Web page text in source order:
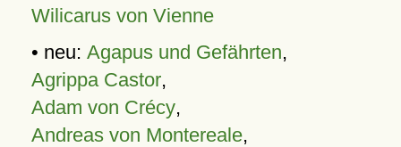
Wilicarus von Vienne
• neu: Agapus und Gefährten,
Agrippa Castor,
Adam von Crécy,
Andreas von Montereale,